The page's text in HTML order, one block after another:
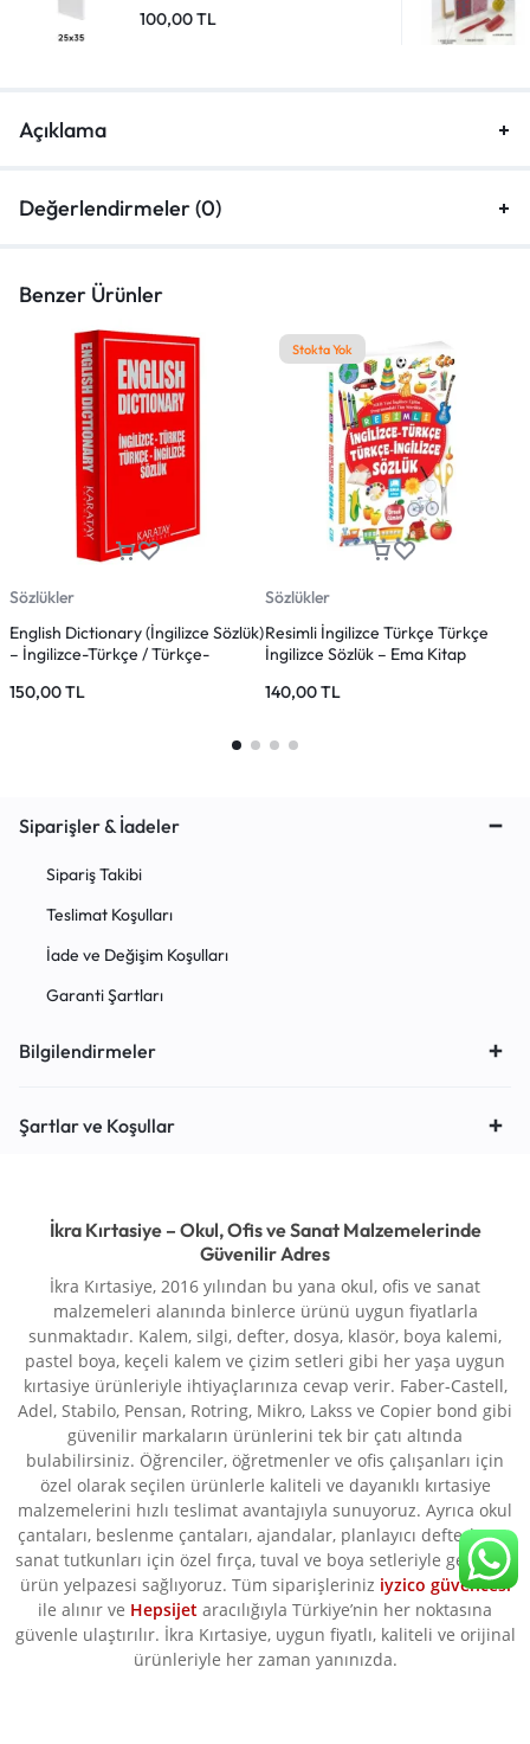
100,00TL
Açıklama
Değerlendirmeler (0)
Benzer Ürünler
Sözlükler
English Dictionary (İngilizce Sözlük)
– İngilizce-Türkçe / Türkçe-
150,00TL
Stokta Yok
Sözlükler
Resimli İngilizce Türkçe Türkçe
İngilizce Sözlük – Ema Kitap
140,00TL
Siparişler & İadeler
Sipariş Takibi
Teslimat Koşulları
İade ve Değişim Koşulları
Garanti Şartları
Bilgilendirmeler
Şartlar ve Koşullar
İkra Kırtasiye – Okul, Ofis ve Sanat Malzemelerinde
Güvenilir Adres
İkra Kırtasiye, 2016 yılından bu yana okul, ofis ve sanat
malzemeleri alanında binlerce ürünü uygun fiyatlarla
sunmaktadır. Kalem, silgi, defter, dosya, klasör, boya kalemi,
pastel boya, keçeli kalem ve çizim setleri gibi her yaşa uygun
kırtasiye ürünleriyle ihtiyaçlarınıza cevap verir. Faber-Castell,
Adel, Stabilo, Pensan, Rotring, Mikro, Lakss ve Copier bond gibi
güvenilir markaların ürünlerini tek bir çatı altında
bulabilirsiniz. Öğrenciler, öğretmenler ve ofis çalışanları için
özel olarak seçilen ürünlerle kaliteli ve dayanıklı kırtasiye
malzemelerini hızlı teslimat avantajıyla sunuyoruz. Ayrıca okul
çantaları, beslenme çantaları, ajandalar, planlayıcı defterler ve
sanat tutkunları için özel fırça, tuval ve boya setleriyle geniş bir
ürün yelpazesi sağlıyoruz. Tüm siparişleriniz iyzico güvencesi
ile alınır ve Hepsijet aracılığıyla Türkiye’nin her noktasına
güvenle ulaştırılır. İkra Kırtasiye, uygun fiyatlı, kaliteli ve orijinal
ürünleriyle her zaman yanınızda.